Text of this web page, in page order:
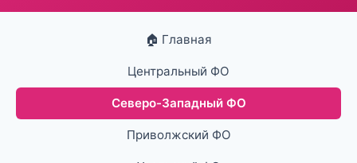
🏠 Главная
Центральный ФО
Северо-Западный ФО
Приволжский ФО